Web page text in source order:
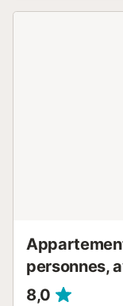
personnes,
8,0